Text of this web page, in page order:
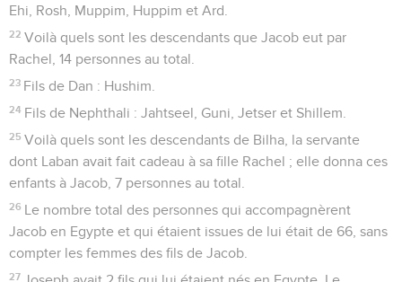
Ehi, Rosh, Muppim, Huppim et Ard.
22 Voilà quels sont les descendants que Jacob eut par
Rachel, 14 personnes au total.
23 Fils de Dan : Hushim.
24 Fils de Nephthali : Jahtseel, Guni, Jetser et Shillem.
25 Voilà quels sont les descendants de Bilha, la servante
dont Laban avait fait cadeau à sa fille Rachel ; elle donna ces
enfants à Jacob, 7 personnes au total.
26 Le nombre total des personnes qui accompagnèrent
Jacob en Egypte et qui étaient issues de lui était de 66, sans
compter les femmes des fils de Jacob.
27